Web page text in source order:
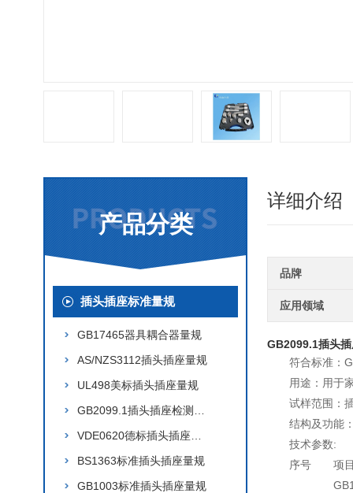
产品分类
插头插座标准量规
GB17465器具耦合器量规
AS/NZS3112插头插座量规
UL498美标插头插座量规
BS1363标准插头插座量规
GB1003标准插头插座量规
详细介绍
品牌
应用领域
GB2099.1插头
符合标准：
用途：用于
试样范围：
结构及功能
技术参数:
序号
项